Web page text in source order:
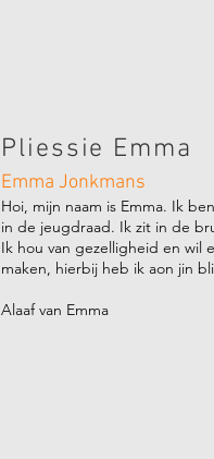
Pliessie Emma
Emma Jonkmans
Hoi, mijn naam is Emma. Ik
in de jeugdraad. Ik zit in de
Ik hou van gezelligheid en wil
maken, hierbij heb ik aon jin
Alaaf van Emma